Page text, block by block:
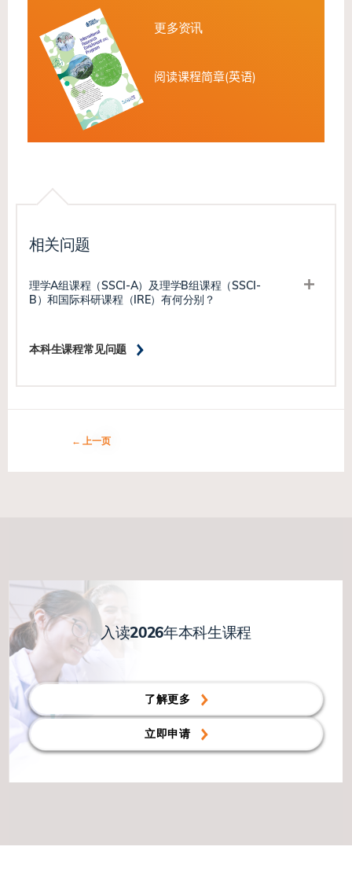
更多资讯
阅读课程简章(英语)
相关问题
本科生课程常见问题
理学A组课程（SSCI-A）及理学B组课程（SSCI-
B）和国际科研课程（IRE）有何分别？
上一页
入读2026年本科生课程
了解更多
立即申请